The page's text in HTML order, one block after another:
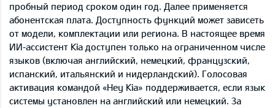
пробный период сроком один год. Далее применяется
абонентская плата. Доступность функций может зависеть
от модели, комплектации или региона. В настоящее время
ИИ‑ассистент Kia доступен только на ограниченном числе
языков (включая английский, немецкий, французский,
испанский, итальянский и нидерландский). Голосовая
активация командой «Hey Kia» поддерживается, если язык
системы установлен на английский или немецкий. За